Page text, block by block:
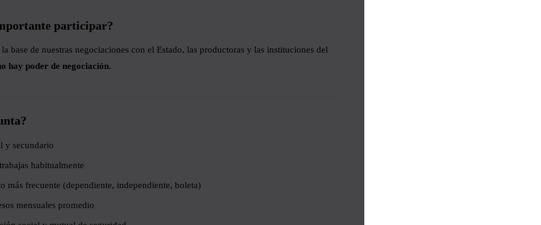
participar?
base de nuestras negociaciones con el Estado, las productoras y las instituciones del
hay poder de negociación.
y secundario
habitualmente
más frecuente (dependiente, independiente, boleta)
mensuales promedio